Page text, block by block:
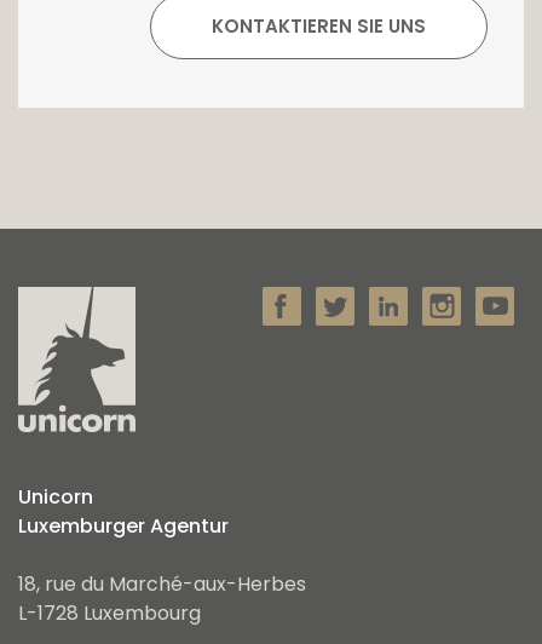
Unicorn
Luxemburger Agentur
18, rue du Marché-aux-Herbes
L-1728 Luxembourg